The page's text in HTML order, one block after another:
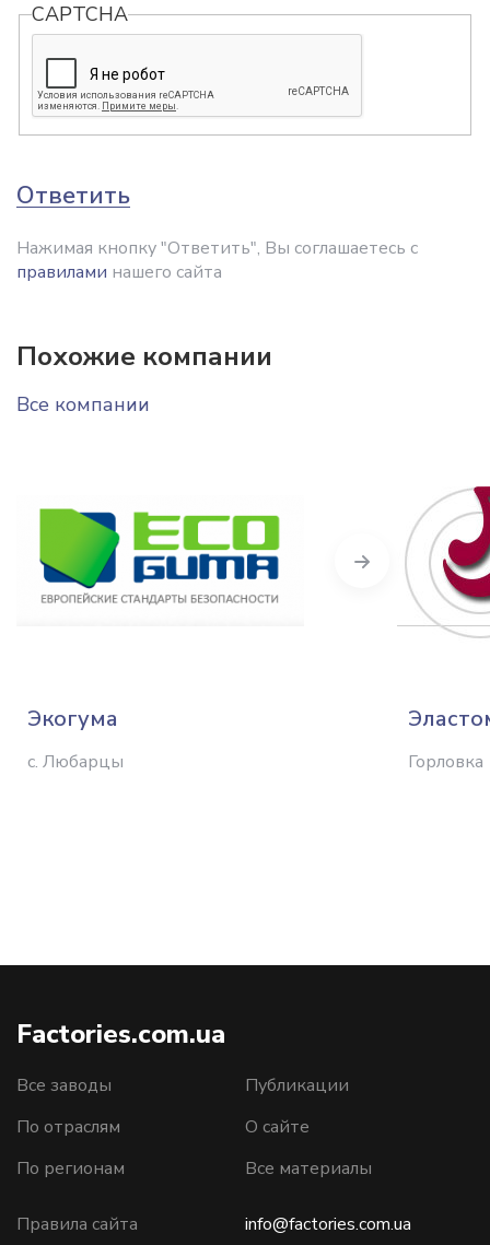
CAPTCHA
Ответить
Нажимая кнопку "Ответить", Вы соглашаетесь с
правилами нашего сайта
Похожие компании
Все компании
Экогума
с. Любарцы Горловка
Next
Factories.com.ua
Все заводы
По отраслям
По регионам
Публикации
О сайте
Все материалы
Правила сайта info@factories.com.ua